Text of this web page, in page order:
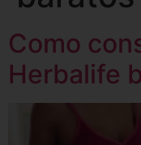
Como
Herbalife